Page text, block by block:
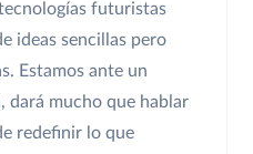
futuristas
ideas sencillas pero
Estamos ante un
dará mucho que hablar
redefinir lo que